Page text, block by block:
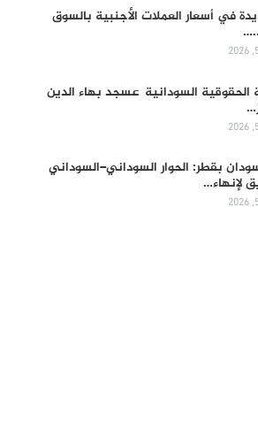
في أسعار العملات الأجنبية بالسوق
الحقوقية السودانية عسجد بهاء الدين
بقطر: الحوار السوداني–السوداني
لإنهاء…